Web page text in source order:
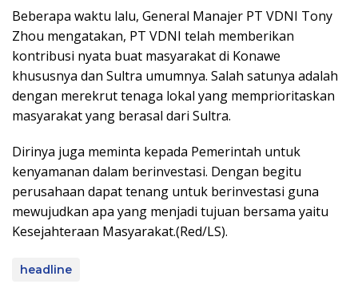
Beberapa waktu lalu, General Manajer PT VDNI Tony
Zhou mengatakan, PT VDNI telah memberikan
kontribusi nyata buat masyarakat di Konawe
khususnya dan Sultra umumnya. Salah satunya adalah
dengan merekrut tenaga lokal yang memprioritaskan
masyarakat yang berasal dari Sultra.
Dirinya juga meminta kepada Pemerintah untuk
kenyamanan dalam berinvestasi. Dengan begitu
perusahaan dapat tenang untuk berinvestasi guna
mewujudkan apa yang menjadi tujuan bersama yaitu
Kesejahteraan Masyarakat.(Red/LS).
headline